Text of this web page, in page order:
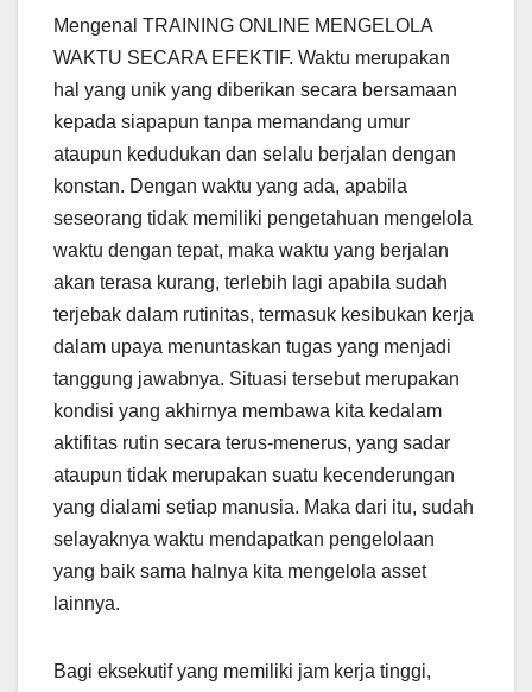
Mengenal TRAINING ONLINE MENGELOLA
WAKTU SECARA EFEKTIF. Waktu merupakan
hal yang unik yang diberikan secara bersamaan
kepada siapapun tanpa memandang umur
ataupun kedudukan dan selalu berjalan dengan
konstan. Dengan waktu yang ada, apabila
seseorang tidak memiliki pengetahuan mengelola
waktu dengan tepat, maka waktu yang berjalan
akan terasa kurang, terlebih lagi apabila sudah
terjebak dalam rutinitas, termasuk kesibukan kerja
dalam upaya menuntaskan tugas yang menjadi
tanggung jawabnya. Situasi tersebut merupakan
kondisi yang akhirnya membawa kita kedalam
aktifitas rutin secara terus-menerus, yang sadar
ataupun tidak merupakan suatu kecenderungan
yang dialami setiap manusia. Maka dari itu, sudah
selayaknya waktu mendapatkan pengelolaan
yang baik sama halnya kita mengelola asset
lainnya.
Bagi eksekutif yang memiliki jam kerja tinggi,